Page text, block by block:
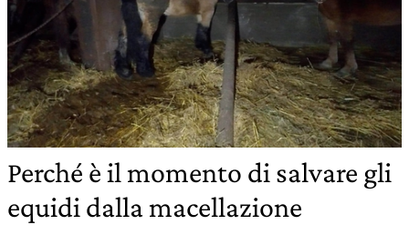
Perché è il momento di salvare gli
equidi dalla macellazione